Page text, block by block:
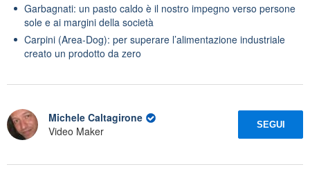
Garbagnati: un pasto caldo è il nostro impegno verso persone
sole e ai margini della società
Carpini (Area-Dog): per superare l’alimentazione industriale
creato un prodotto da zero
Michele Caltagirone
Video Maker
SEGUI